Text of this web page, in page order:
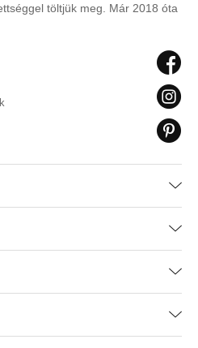
töltjük meg. Már 2018 óta